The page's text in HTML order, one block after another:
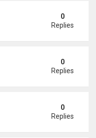
bị tịch thu quang gánh
0
Replies
dưỡng da chẳng kém
0
Replies
phim Việt rời rạp
0
Replies